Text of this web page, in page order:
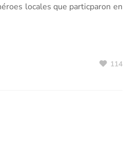
locales que particparon en
114